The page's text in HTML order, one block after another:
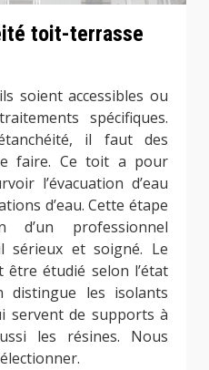
toit-terrasse
soient accessibles ou
spécifiques.
il faut des
faire. Ce toit a pour
l’évacuation d’eau
d’eau. Cette étape
d’un professionnel
sérieux et soigné. Le
étudié selon l’état
distingue les isolants
servent de supports à
les résines. Nous